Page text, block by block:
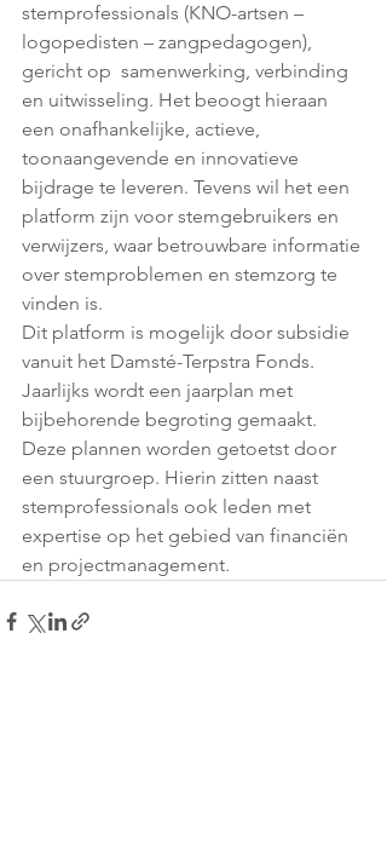
stemprofessionals (KNO-artsen –
logopedisten – zangpedagogen),
gericht op  samenwerking, verbinding
en uitwisseling. Het beoogt hieraan
een onafhankelijke, actieve,
toonaangevende en innovatieve
bijdrage te leveren. Tevens wil het een
platform zijn voor stemgebruikers en
verwijzers, waar betrouwbare informatie
over stemproblemen en stemzorg te
vinden is.
Dit platform is mogelijk door subsidie
vanuit het Damsté-Terpstra Fonds.
Jaarlijks wordt een jaarplan met
bijbehorende begroting gemaakt.
Deze plannen worden getoetst door
een stuurgroep. Hierin zitten naast
stemprofessionals ook leden met
expertise op het gebied van financiën
en projectmanagement.